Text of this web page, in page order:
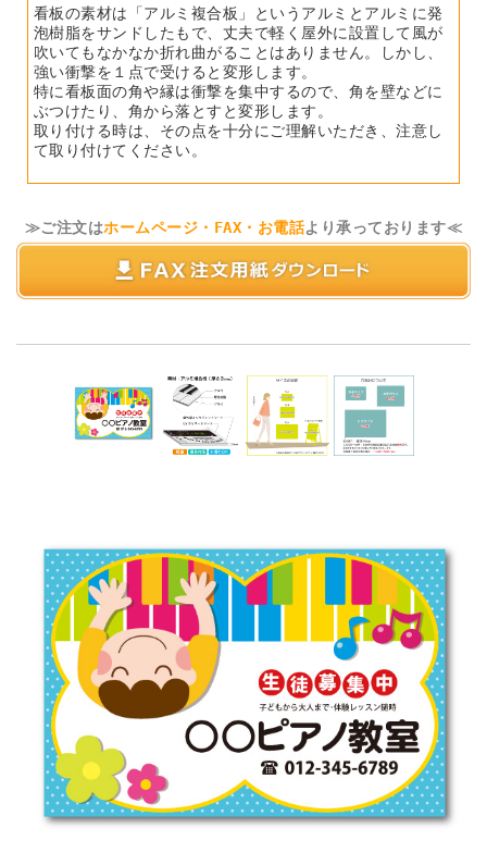
看板の素材は「アルミ複合板」というアルミとアルミに発
泡樹脂をサンドしたもで、丈夫で軽く屋外に設置して風が
吹いてもなかなか折れ曲がることはありません。しかし、
強い衝撃を１点で受けると変形します。
特に看板面の角や縁は衝撃を集中するので、角を壁などに
ぶつけたり、角から落とすと変形します。
取り付ける時は、その点を十分にご理解いただき、注意し
て取り付けてください。
≫ご注文はホームページ・FAX・お電話より承っております≪